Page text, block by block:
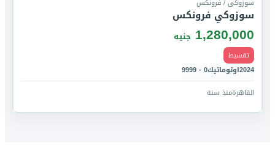
سوزوكى / فرونكس
سوزوكي فرونكس
1,280,000 جنيه
تقسيط
2024اوتوماتيك0 - 9999
القاهرةمنذ سنة